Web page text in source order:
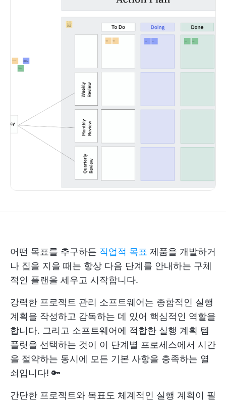
어떤 목표를 추구하든 직업적 목표 제품을 개발하거
나 집을 지을 때는 항상 다음 단계를 안내하는 구체
적인 플랜을 세우고 시작합니다.
강력한 프로젝트 관리 소프트웨어는 종합적인 실행
계획을 작성하고 감독하는 데 있어 핵심적인 역할을
합니다. 그리고 소프트웨어에 적합한 실행 계획 템
플릿을 선택하는 것이 이 단계별 프로세스에서 시간
을 절약하는 동시에 모든 기본 사항을 충족하는 열
쇠입니다! 🔑
간단한 프로젝트와 목표도 체계적인 실행 계획이 필